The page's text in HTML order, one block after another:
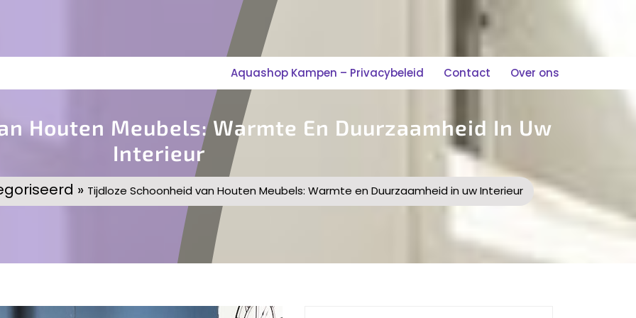
Aquashop Kampen – Privacybeleid Contact Over ons
Houten Meubels: Warmte En Duurzaamheid In Uw
Interieur
» Tijdloze Schoonheid van Houten Meubels: Warmte en Duurzaamheid in uw Interieur